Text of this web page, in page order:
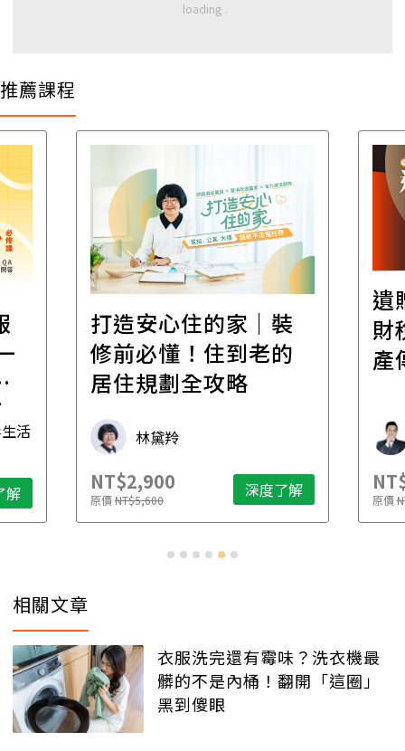
推薦課程
活
解
打造安心住的家｜裝
修前必懂！住到老的
居住規劃全攻略
林黛羚
NT$2,900
原價NT$5,600 深度了解
遺
財
產
原價
相關文章
衣服洗完還有霉味？洗衣機最
髒的不是內桶！翻開「這圈」
黑到傻眼